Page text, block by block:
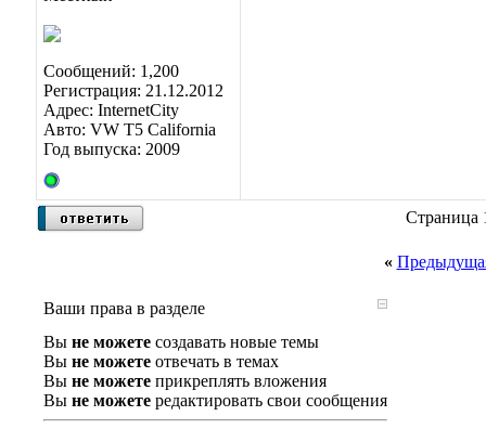
Сообщений: 1,200
Регистрация: 21.12.2012
Адрес: InternetCity
Авто: VW T5 California
Год выпуска: 2009
Страница
«
Ваши права в разделе
Вы не можете создавать новые темы
Вы не можете отвечать в темах
Вы не можете прикреплять вложения
Вы не можете редактировать свои сообщения